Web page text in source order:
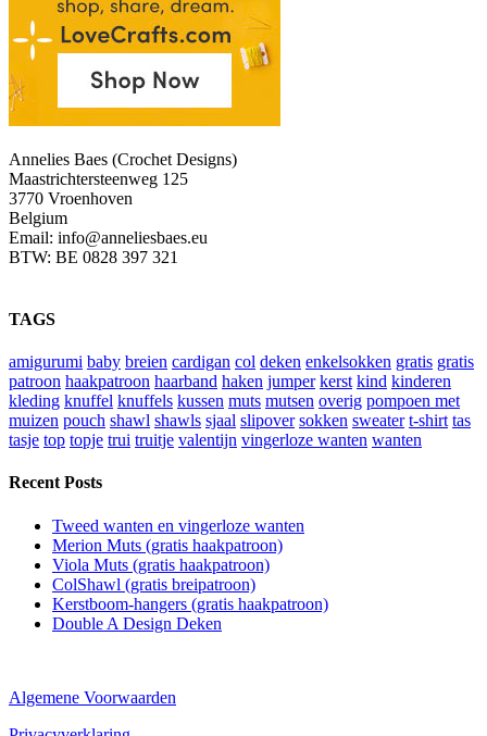
Annelies Baes (Crochet Designs)
Maastrichtersteenweg 125
3770 Vroenhoven
Belgium
Email: info@anneliesbaes.eu
BTW: BE 0828 397 321
TAGS
amigurumi baby breien cardigan col deken enkelsokken gratis gratis
patroon haakpatroon haarband haken jumper kerst kind kinderen
kleding knuffel knuffels kussen muts mutsen overig pompoen met
muizen pouch shawl shawls sjaal slipover sokken sweater t-shirt tas
tasje top topje trui truitje valentijn vingerloze wanten wanten
Recent Posts
Tweed wanten en vingerloze wanten
Merion Muts (gratis haakpatroon)
Viola Muts (gratis haakpatroon)
ColShawl (gratis breipatroon)
Kerstboom-hangers (gratis haakpatroon)
Double A Design Deken
Algemene Voorwaarden